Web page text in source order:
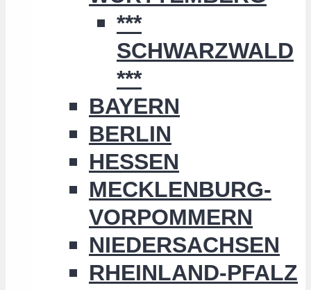
***
SCHWARZWALD
***
BAYERN
BERLIN
HESSEN
MECKLENBURG-
VORPOMMERN
NIEDERSACHSEN
RHEINLAND-PFALZ